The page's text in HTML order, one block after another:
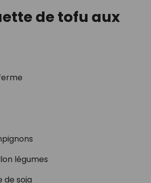
de tofu aux
légumes
de soja